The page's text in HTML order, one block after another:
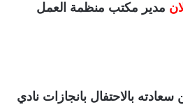
مدير مكتب منظمة العمل
بالاحتفال بانجازات نادي